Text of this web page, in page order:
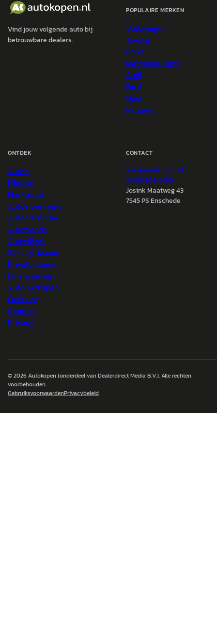
Vind jouw volgende auto bij
betrouwbare dealers.
POPULAIRE MERKEN
Volkswagen
Toyota
BMW
Mercedes-Benz
Audi
Ford
Opel
Peugeot
ONTDEK
Auto's
Nieuws
Marktdata
Auto's per regio
Autoprijsindex
Autotrends
Autowijzer
Zakelijk leasen
Private Lease
Financiering
Auto verkopen
Over ons
Contact
Privacy
CONTACT
info@autokopen.nl
+31 53 208 4490
Josink Maatweg 43
7545 PS Enschede
© 2026Autokopen(onderdeel van Dealerdirect Media B.V.). Alle rechten
voorbehouden.
GebruiksvoorwaardenPrivacybeleid